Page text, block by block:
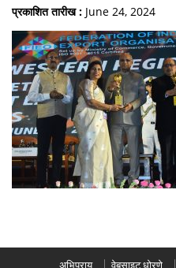
प्रकाशित तारीख : June 24, 2024
अभिप्राय वेबसाइट धोरणे